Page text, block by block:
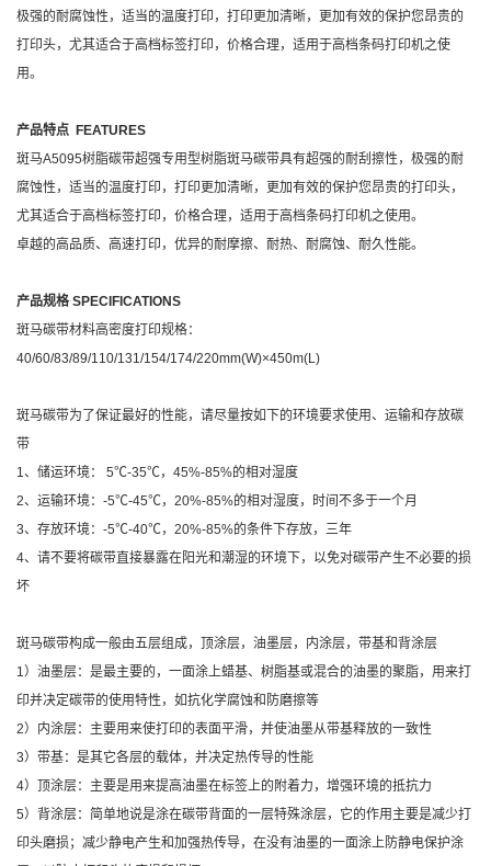
极强的耐腐蚀性，适当的温度打印，打印更加清晰，更加有效的保护您昂贵的
打印头，尤其适合于高档标签打印，价格合理，适用于高档条码打印机之使
用。
产品特点 FEATURES
斑马A5095树脂碳带超强专用型树脂斑马碳带具有超强的耐刮擦性，极强的耐
腐蚀性，适当的温度打印，打印更加清晰，更加有效的保护您昂贵的打印头，
尤其适合于高档标签打印，价格合理，适用于高档条码打印机之使用。
卓越的高品质、高速打印，优异的耐摩擦、耐热、耐腐蚀、耐久性能。
产品规格 SPECIFICATIONS
斑马碳带材料高密度打印规格：
40/60/83/89/110/131/154/174/220mm(W)×450m(L)
斑马碳带为了保证最好的性能，请尽量按如下的环境要求使用、运输和存放碳
带
1、储运环境： 5℃-35℃，45%-85%的相对湿度
2、运输环境：-5℃-45℃，20%-85%的相对湿度，时间不多于一个月
3、存放环境：-5℃-40℃，20%-85%的条件下存放，三年
4、请不要将碳带直接暴露在阳光和潮湿的环境下，以免对碳带产生不必要的损
坏
斑马碳带构成一般由五层组成，顶涂层，油墨层，内涂层，带基和背涂层
1）油墨层：是最主要的，一面涂上蜡基、树脂基或混合的油墨的聚脂，用来打
印并决定碳带的使用特性，如抗化学腐蚀和防磨擦等
2）内涂层：主要用来使打印的表面平滑，并使油墨从带基释放的一致性
3）带基：是其它各层的载体，并决定热传导的性能
4）顶涂层：主要是用来提高油墨在标签上的附着力，增强环境的抵抗力
5）背涂层：简单地说是涂在碳带背面的一层特殊涂层，它的作用主要是减少打
印头磨损；减少静电产生和加强热传导，在没有油墨的一面涂上防静电保护涂